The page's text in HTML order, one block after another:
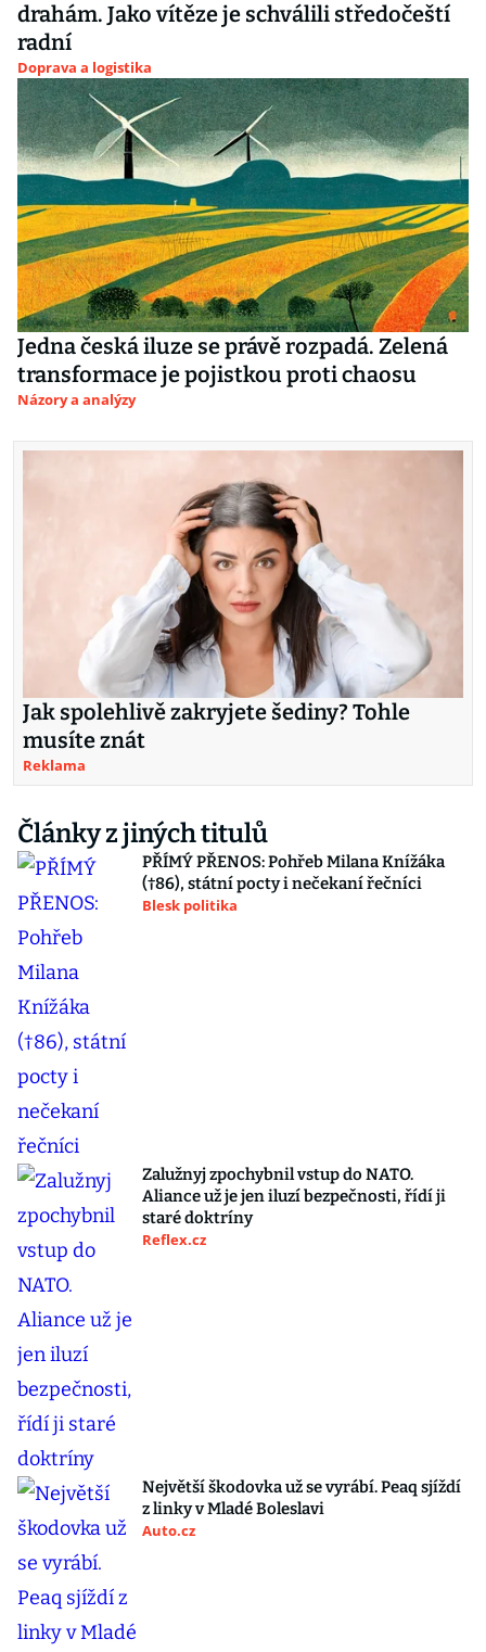
drahám. Jako vítěze je schválili středočeští
radní
Doprava a logistika
Jedna česká iluze se právě rozpadá. Zelená
transformace je pojistkou proti chaosu
Názory a analýzy
Jak spolehlivě zakryjete šediny? Tohle
musíte znát
Reklama
Články z jiných titulů
PŘÍMÝ PŘENOS: Pohřeb Milana Knížáka
(†86), státní pocty i nečekaní řečníci
Blesk politika
Zalužnyj zpochybnil vstup do NATO.
Aliance už je jen iluzí bezpečnosti, řídí ji
staré doktríny
Reflex.cz
Největší škodovka už se vyrábí. Peaq sjíždí
z linky v Mladé Boleslavi
Auto.cz